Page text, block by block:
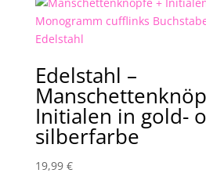
Edelstahl –
Initialen in gold-
silberfarbe
19,99 €